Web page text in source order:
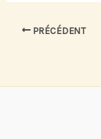
PRÉCÉDENT